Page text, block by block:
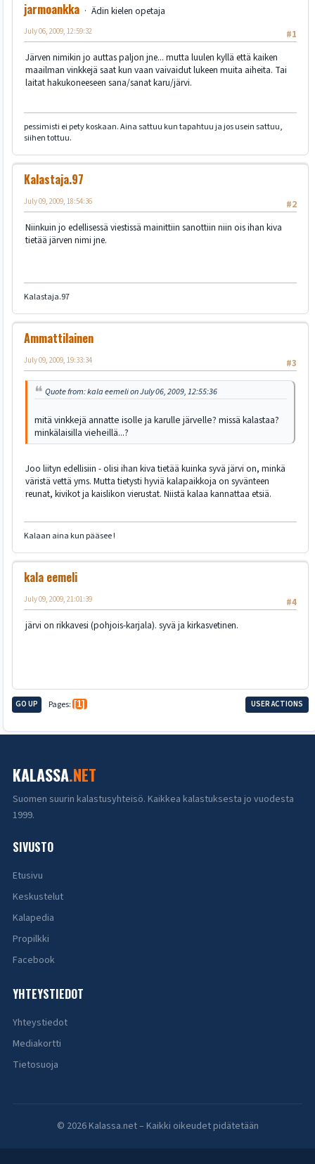
jarmoankka
Ädin kielen opetaja
#1
July 06, 2009, 12:59:32
Järven nimikin jo auttas paljon jne... mutta luulen kyllä että kaiken
maailman vinkkejä saat kun vaan vaivaidut lukeen muita aiheita. Tai
laitat hakukoneeseen sana/sanat karu/järvi.
pessimisti ei pety koskaan. Aina sattuu kun tapahtuu ja jos usein sattuu,
siihen tottuu.
Kalastaja.97
#2
July 09, 2009, 18:54:36
Niinkuin jo edellisessä viestissä mainittiin sanottiin niin ois ihan kiva
tietää järven nimi jne.
Kalastaja.97
Ammattilainen
#3
July 09, 2009, 19:33:34
Quote from: kala eemeli on July 06, 2009, 12:55:36
mitä vinkkejä annatte isolle ja karulle järvelle? missä kalastaa?
minkälaisilla vieheillä...?
Joo liityn edellisiin - olisi ihan kiva tietää kuinka syvä järvi on, minkä
väristä vettä yms. Mutta tietysti hyviä kalapaikkoja on syvänteen
reunat, kivikot ja kaislikon vierustat. Niistä kalaa kannattaa etsiä.
Kalaan aina kun pääsee !
kala eemeli
#4
July 09, 2009, 21:01:39
järvi on rikkavesi (pohjois-karjala). syvä ja kirkasvetinen.
GO UP Pages 1 USER ACTIONS
KALASSA.NET
Suomen suurin kalastusyhteisö. Kaikkea kalastuksesta jo vuodesta
1999.
SIVUSTO
Etusivu
Keskustelut
Kalapedia
Propilkki
Facebook
YHTEYSTIEDOT
Yhteystiedot
Mediakortti
Tietosuoja
© 2026 Kalassa.net – Kaikki oikeudet pidätetään